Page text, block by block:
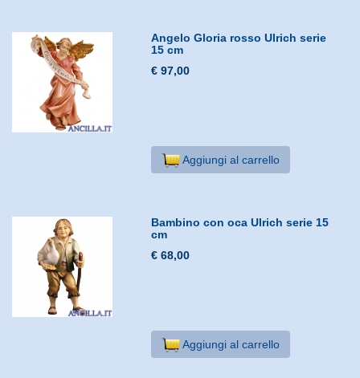
Angelo Gloria rosso Ulrich serie
15 cm
€ 97,00
Aggiungi al carrello
Bambino con oca Ulrich serie 15
cm
€ 68,00
Aggiungi al carrello